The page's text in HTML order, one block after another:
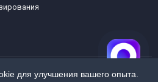
для улучшения вашего опыта.